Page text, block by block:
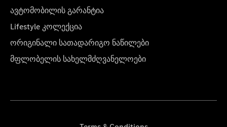
ავტომობილის გარანტია
Lifestyle კოლექცია
ორიგინალი სათადარიგო ნაწილები
მფლობელის სახელმძღვანელოები